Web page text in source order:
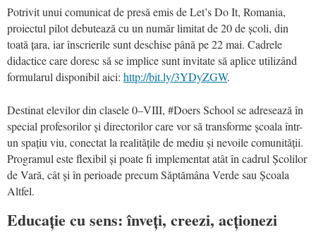
Potrivit unui comunicat de presă emis de Let’s Do It, Romania,
proiectul pilot debutează cu un număr limitat de 20 de școli, din
toată țara, iar înscrierile sunt deschise până pe 22 mai. Cadrele
didactice care doresc să se implice sunt invitate să aplice utilizând
formularul disponibil aici: http://bit.ly/3YDyZGW.
Destinat elevilor din clasele 0–VIII, #Doers School se adresează în
special profesorilor și directorilor care vor să transforme școala într-
un spațiu viu, conectat la realitățile de mediu și nevoile comunității.
Programul este flexibil și poate fi implementat atât în cadrul Școlilor
de Vară, cât și în perioade precum Săptămâna Verde sau Școala
Altfel.
Educație cu sens: înveți, creezi, acționezi